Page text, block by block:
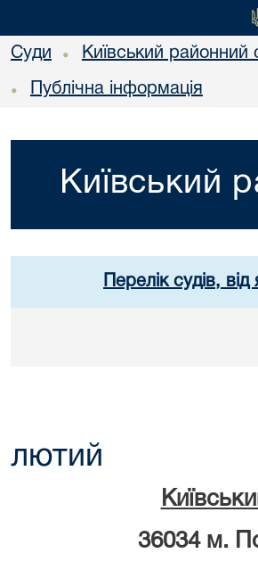
Суди • Київський
• Публічна інформація
Київський
Перелік судів,
лютий
36034 м.